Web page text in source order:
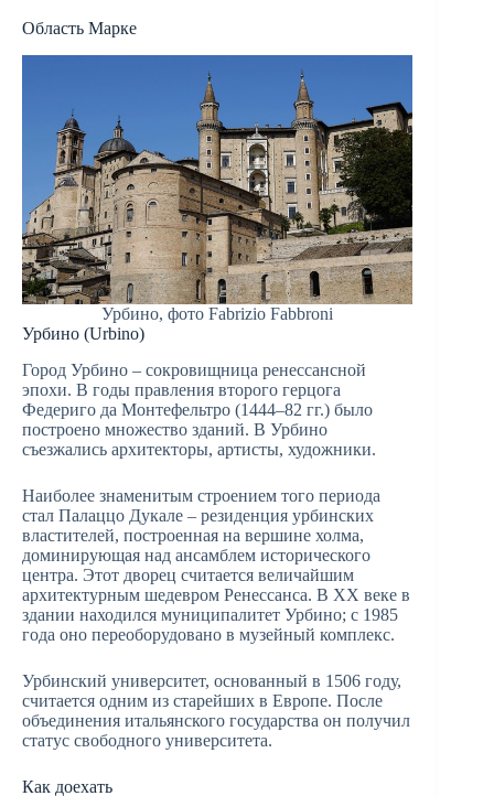
Область Марке
Урбино, фото Fabrizio Fabbroni
Урбино (Urbino)
Город Урбино – сокровищница ренессансной
эпохи. В годы правления второго герцога
Федериго да Монтефельтро (1444–82 гг.) было
построено множество зданий. В Урбино
съезжались архитекторы, артисты, художники.
Наиболее знаменитым строением того периода
стал Палаццо Дукале – резиденция урбинских
властителей, построенная на вершине холма,
доминирующая над ансамблем исторического
центра. Этот дворец считается величайшим
архитектурным шедевром Ренессанса. В XX веке в
здании находился муниципалитет Урбино; с 1985
года оно переоборудовано в музейный комплекс.
Урбинский университет, основанный в 1506 году,
считается одним из старейших в Европе. После
объединения итальянского государства он получил
статус свободного университета.
Как доехать